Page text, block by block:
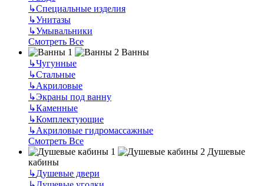
↳Специальные изделия
↳Унитазы
↳Умывальники
Смотреть Все
Ванны
↳Чугунные
↳Стальные
↳Акриловые
↳Экраны под ванну
↳Каменные
↳Комплектующие
↳Акриловые гидромассажные
Смотреть Все
Душевые
кабины
↳Душевые двери